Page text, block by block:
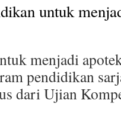
untuk
menjadi
pendidikan
dari Ujian